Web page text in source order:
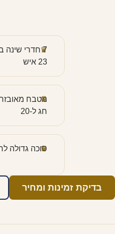
23 איש
מטבח
חג ל-20
סוכה גדולה
בדיקת זמינות ומחיר